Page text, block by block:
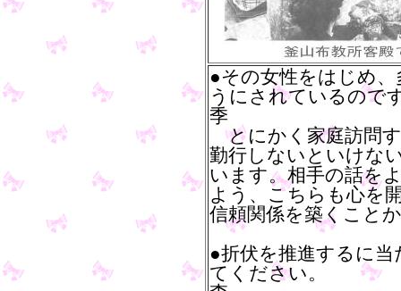
●その女性をはじめ
うにされているので
季
とにかく家庭訪問
勤行しないといけな
います。相手の話を
よう、こちらも心を
信頼関係を築くこと
●折伏を推進するに
てください。